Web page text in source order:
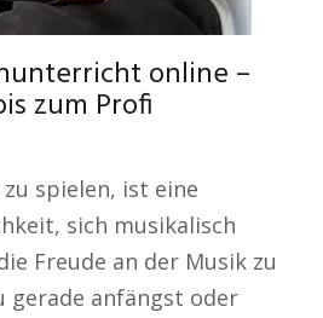
online –
zum Profi
spielen, ist eine
sich musikalisch
Freude an der Musik zu
gerade anfängst oder